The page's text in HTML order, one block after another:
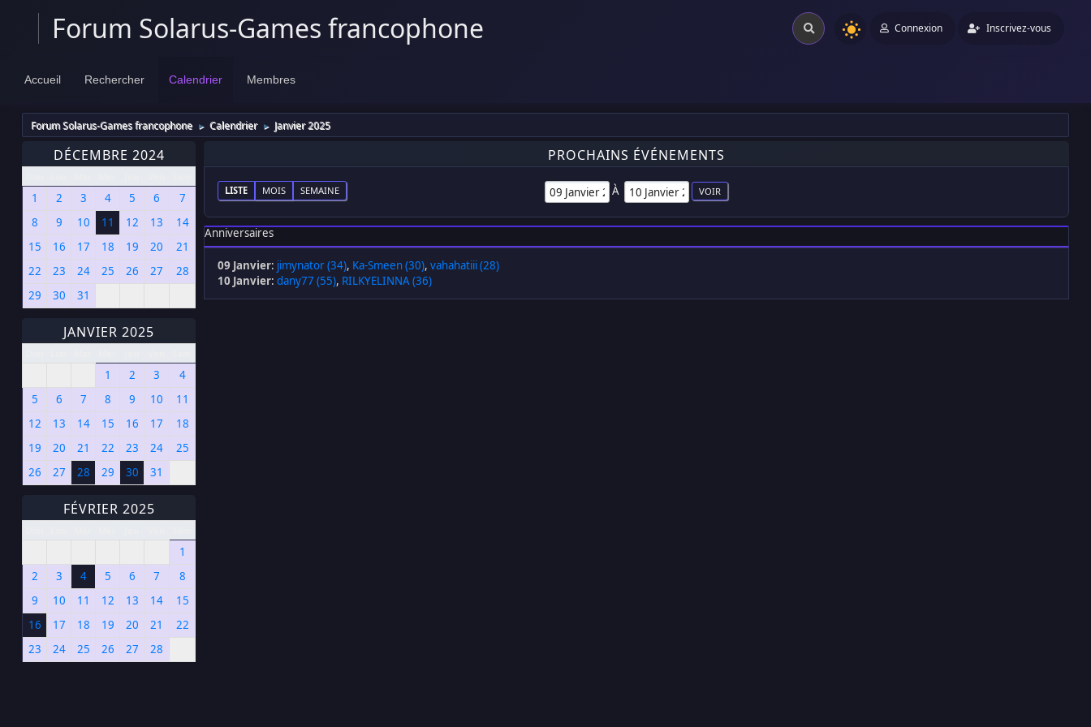
Forum Solarus-Games francophone Connexion Inscrivez-vous
Accueil Rechercher Calendrier Membres
Forum Solarus-Games francophone ► Calendrier ► Janvier 2025
DÉCEMBRE 2024
1 2 3 4 5 6
7
8
9 10 11 12 13
14
15
16 17 18 19 20
21
22
23 24 25 26 27
28
29
30 31
JANVIER 2025
1 2 3
4
5
6 7 8 9 10
11
12
13 14 15 16 17
18
19
20 21 22 23 24
25
26
27 28 29 30 31
FÉVRIER 2025
1
2
3 4 5 6 7
8
9
10 11 12 13 14
15
16
17 18 19 20 21
22
23
24 25 26 27 28
PROCHAINS ÉVÉNEMENTS
LISTE MOIS SEMAINE À
Anniversaires
09 Janvier: jimynator (34), Ka-Smeen (30), vahahatiii (28)
10 Janvier: dany77 (55), RILKYELINNA (36)